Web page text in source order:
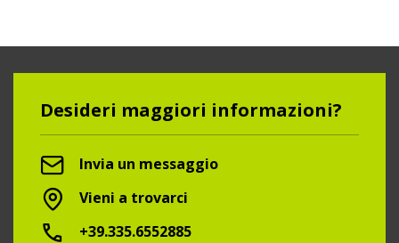
Desideri maggiori informazioni?
Invia un messaggio
Vieni a trovarci
+39.335.6552885